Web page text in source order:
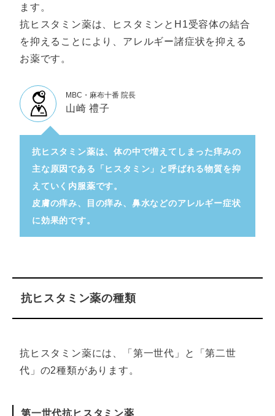
ます。
抗ヒスタミン薬は、ヒスタミンとH1受容体の結合
を抑えることにより、アレルギー諸症状を抑える
お薬です。
MBC・麻布十番 院長
山崎 禮子
抗ヒスタミン薬は、体の中で増えてしまった痒みの
主な原因である「ヒスタミン」と呼ばれる物質を抑
えていく内服薬です。
皮膚の痒み、目の痒み、鼻水などのアレルギー症状
に効果的です。
抗ヒスタミン薬の種類
抗ヒスタミン薬には、「第一世代」と「第二世
代」の2種類があります。
第一世代抗ヒスタミン薬